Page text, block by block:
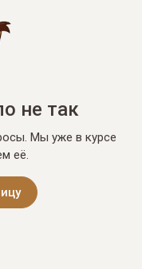
не так
Мы уже в курсе
её.